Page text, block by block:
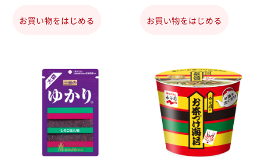
お買い物をはじめる お買い物をはじめる